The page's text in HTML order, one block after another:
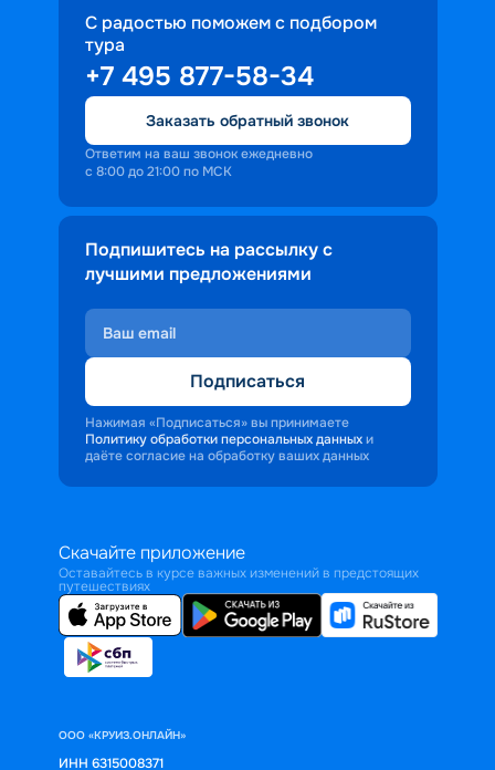
С радостью поможем с подбором
тура
+7 495 877-58-34
Заказать обратный звонок
Ответим на ваш звонок ежедневно
с 8:00 до 21:00 по МСК
Подпишитесь на рассылку с
лучшими предложениями
Подписаться
Нажимая «Подписаться» вы принимаете
Политику обработки персональных данных и
даёте согласие на обработку ваших данных
Скачайте приложение
Оставайтесь в курсе важных изменений в предстоящих
путешествиях
ООО «КРУИЗ.ОНЛАЙН»
ИНН 6315008371